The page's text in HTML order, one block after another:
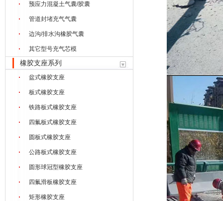
预应力混凝土气囊/胶囊
管道封堵充气气囊
边沟/排水沟橡胶气囊
其它型号充气芯模
橡胶支座系列
盆式橡胶支座
板式橡胶支座
铁路板式橡胶支座
四氟板式橡胶支座
圆板式橡胶支座
公路板式橡胶支座
圆形球冠型橡胶支座
四氟滑板橡胶支座
矩形橡胶支座